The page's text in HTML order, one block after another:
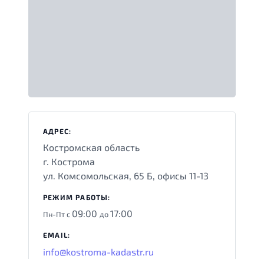
АДРЕС:
Костромская область
г. Кострома
ул. Комсомольская, 65 Б, офисы 11-13
РЕЖИМ РАБОТЫ:
Пн-Пт с 09:00 до17:00
EMAIL:
info@kostroma-kadastr.ru